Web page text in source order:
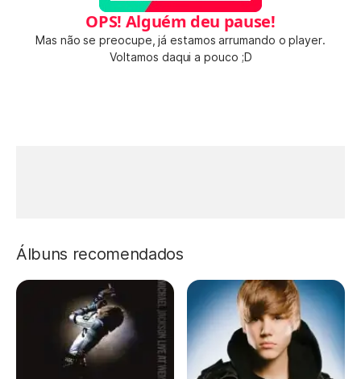
OPS! Alguém deu pause!
Mas não se preocupe, já estamos arrumando o player.
Voltamos daqui a pouco ;D
Álbuns recomendados